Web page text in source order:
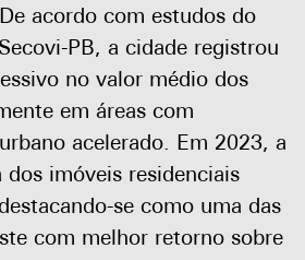
acordo com estudos do
PB, a cidade registrou
no valor médio dos
em áreas com
acelerado. Em 2023, a
dos imóveis residenciais
se como uma das
com melhor retorno sobre